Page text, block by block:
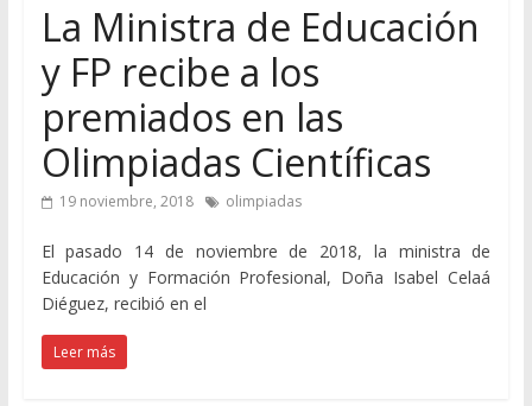
La Ministra de Educación
y FP recibe a los
premiados en las
Olimpiadas Científicas
19 noviembre, 2018 olimpiadas
El pasado 14 de noviembre de 2018, la ministra de
Educación y Formación Profesional, Doña Isabel Celaá
Diéguez, recibió en el
Leer más